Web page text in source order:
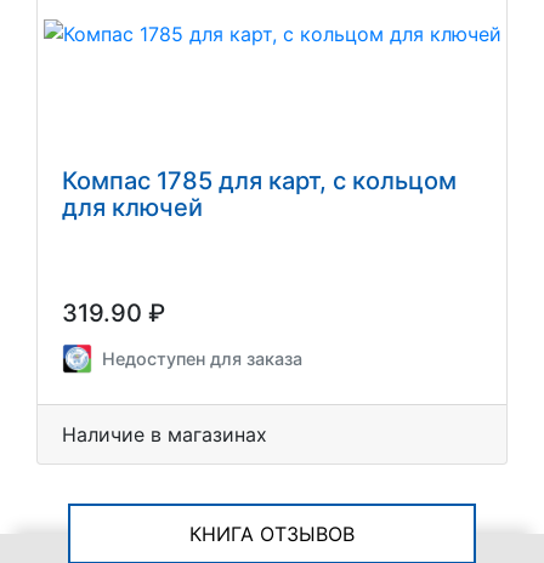
Компас 1785 для карт, с кольцом
для ключей
319.90 ₽
Недоступен для заказа
Наличие в магазинах
КНИГА ОТЗЫВОВ